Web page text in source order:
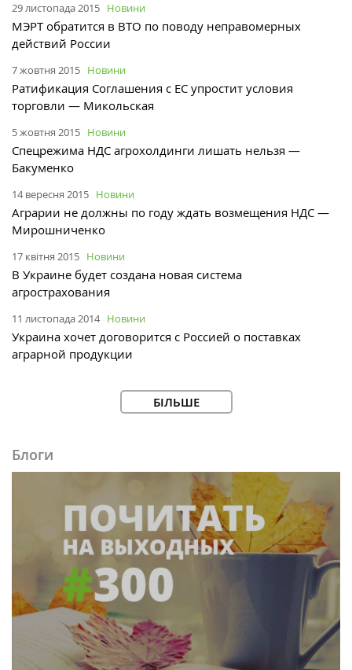
29 листопада 2015 Новини
МЭРТ обратится в ВТО по поводу неправомерных
действий России
7 жовтня 2015 Новини
Ратификация Соглашения с ЕС упростит условия
торговли — Микольская
5 жовтня 2015 Новини
Спецрежима НДС агрохолдинги лишать нельзя —
Бакуменко
14 вересня 2015 Новини
Аграрии не должны по году ждать возмещения НДС —
Мирошниченко
17 квітня 2015 Новини
В Украине будет создана новая система
агрострахования
11 листопада 2014 Новини
Украина хочет договорится с Россией о поставках
аграрной продукции
БІЛЬШЕ
Блоги